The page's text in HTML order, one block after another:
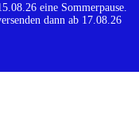
eine Sommerpause.
dann ab 17.08.26